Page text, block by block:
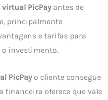
virtual PicPay antes de
principalmente
e tarifas para
o investimento.
PicPayo cliente consegue
financeira oferece que vale